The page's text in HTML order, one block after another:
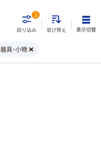
絞り込み
1
並び替え 表示切替
具・小物